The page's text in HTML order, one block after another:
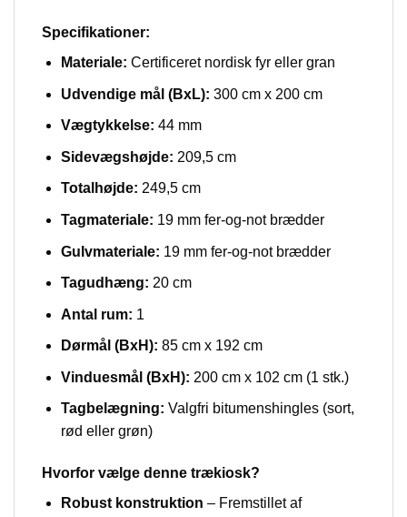
Specifikationer:
Materiale: Certificeret nordisk fyr eller gran
Udvendige mål (BxL): 300 cm x 200 cm
Vægtykkelse: 44 mm
Sidevægshøjde: 209,5 cm
Totalhøjde: 249,5 cm
Tagmateriale: 19 mm fer-og-not brædder
Gulvmateriale: 19 mm fer-og-not brædder
Tagudhæng: 20 cm
Antal rum: 1
Dørmål (BxH): 85 cm x 192 cm
Vinduesmål (BxH): 200 cm x 102 cm (1 stk.)
Tagbelægning: Valgfri bitumenshingles (sort,
rød eller grøn)
Hvorfor vælge denne trækiosk?
Robust konstruktion – Fremstillet af